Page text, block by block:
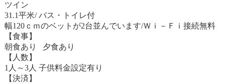
ツイン
31.1平米/ バス・トイレ付
幅120ｃｍのベットが2台並んでいます/Ｗｉ－Ｆｉ接続無料
【食事】
朝食あり 夕食あり
【人数】
1人～3人 子供料金設定有り
【決済】